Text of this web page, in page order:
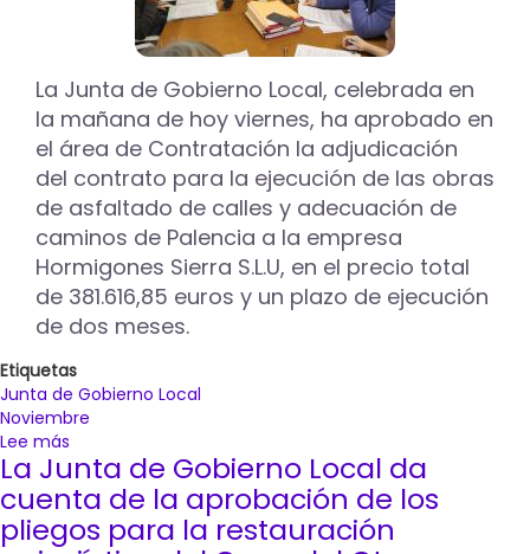
peatonalización
zona
centro
de
Palencia
hasta
finales
de
febrero
La Junta de Gobierno Local, celebrada en
la mañana de hoy viernes, ha aprobado en
el área de Contratación la adjudicación
del contrato para la ejecución de las obras
de asfaltado de calles y adecuación de
caminos de Palencia a la empresa
Hormigones Sierra S.L.U, en el precio total
de 381.616,85 euros y un plazo de ejecución
de dos meses.
Etiquetas
Junta de Gobierno Local
Noviembre
Lee más
Adjudicado
a
Hormigones
Sierra
La Junta de Gobierno Local da
cuenta de la aprobación de los
pliegos para la restauración